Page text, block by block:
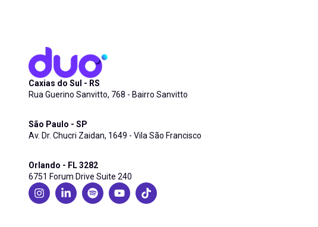
Caxias do Sul - RS
Rua Guerino Sanvitto, 768 - Bairro Sanvitto
São Paulo - SP
Av. Dr. Chucri Zaidan, 1649 - Vila São Francisco
Orlando - FL 3282
6751 Forum Drive Suite 240